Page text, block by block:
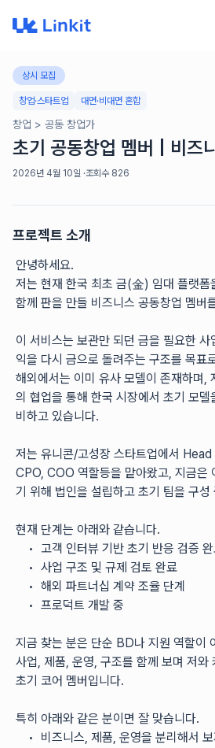
상시 모집
창업·스타트업 대면·비대면 혼합
창업 > 공동 창업가
초기 공동창업 멤버 | 비즈
2026년 4월 10일 ·조회수 826
프로젝트 소개
안녕하세요.
저는 현재 한국 최초 금(金) 임대 플랫폼
함께 판을 만들 비즈니스 공동창업 멤버
이 서비스는 보관만 되던 금을 필요한
익을 다시 금으로 돌려주는 구조를 목표
해외에서는 이미 유사 모델이 존재하며,
의 협업을 통해 한국 시장에서 초기 모델
비하고 있습니다.
저는 유니콘/고성장 스타트업에서
CPO, COO 역할등을 맡아왔고, 지금은
기 위해 법인을 설립하고 초기 팀을 구성
현재 단계는 아래와 같습니다.
•	고객 인터뷰 기반 초기 반응 검증
	•	사업 구조 및 규제 검토 완료
	•	해외 파트너십 계약 조율 단계
	•	프로덕트 개발 중
지금 찾는 분은 단순 BD나 지원 역할이
사업, 제품, 운영, 구조를 함께 보며 저와
초기 코어 멤버입니다.
특히 아래와 같은 분이면 잘 맞습니다.